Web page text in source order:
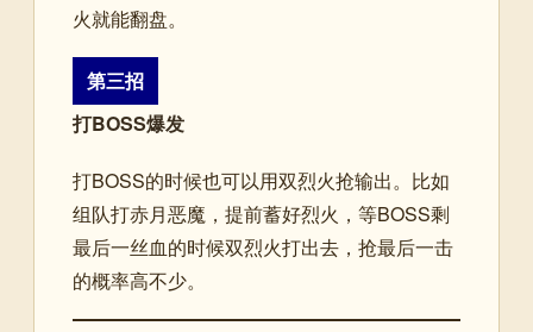
火就能翻盘。
第三招
打BOSS爆发
打BOSS的时候也可以用双烈火抢输出。比如
组队打赤月恶魔，提前蓄好烈火，等BOSS剩
最后一丝血的时候双烈火打出去，抢最后一击
的概率高不少。